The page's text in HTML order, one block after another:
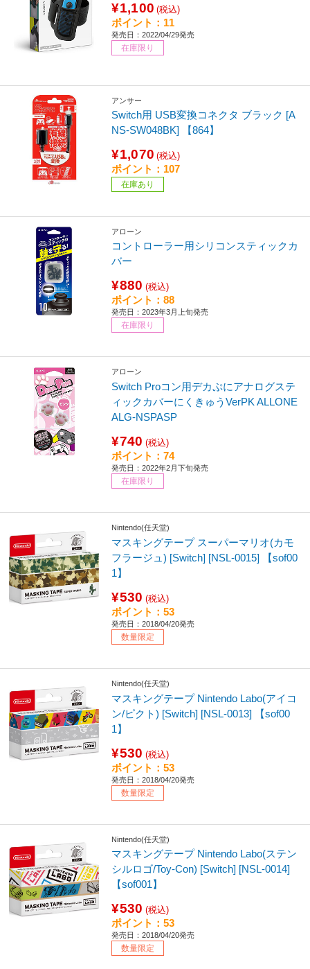
¥1,100 (税込)
ポイント：11
発売日：2022/04/29発売
在庫限り
アンサー
Switch用 USB変換コネクタ ブラック [A
NS-SW048BK] 【864】
¥1,070 (税込)
ポイント：107
在庫あり
アローン
コントローラー用シリコンスティックカ
バー
¥880 (税込)
ポイント：88
発売日：2023年3月上旬発売
在庫限り
アローン
Switch Proコン用デカぷにアナログステ
ィックカバーにくきゅうVerPK ALLONE
ALG-NSPASP
¥740 (税込)
ポイント：74
発売日：2022年2月下旬発売
在庫限り
Nintendo(任天堂)
マスキングテープ スーパーマリオ(カモ
フラージュ) [Switch] [NSL-0015] 【sof00
1】
¥530 (税込)
ポイント：53
発売日：2018/04/20発売
数量限定
Nintendo(任天堂)
マスキングテープ Nintendo Labo(アイコ
ン/ピクト) [Switch] [NSL-0013] 【sof00
1】
¥530 (税込)
ポイント：53
発売日：2018/04/20発売
数量限定
Nintendo(任天堂)
マスキングテープ Nintendo Labo(ステン
シルロゴ/Toy-Con) [Switch] [NSL-0014]
【sof001】
¥530 (税込)
ポイント：53
発売日：2018/04/20発売
数量限定